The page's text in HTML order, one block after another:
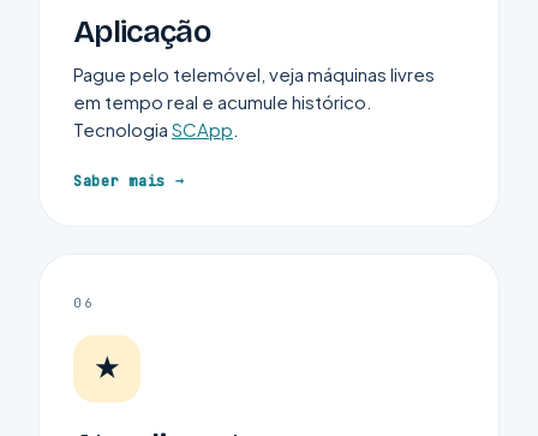
Aplicação
Pague pelo telemóvel, veja máquinas livres
em tempo real e acumule histórico.
Tecnologia SCApp
Saber mais
06
★